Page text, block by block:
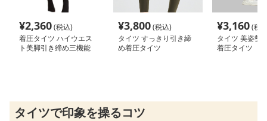
¥2,360(税込)
着圧タイツ ハイウエス
ト美脚引き締め三機能
¥3,800(税込)
タイツ すっきり引き締
め着圧タイツ
¥3,160(税
タイツ 美姿勢
着圧タイツ
タイツで印象を操るコツ